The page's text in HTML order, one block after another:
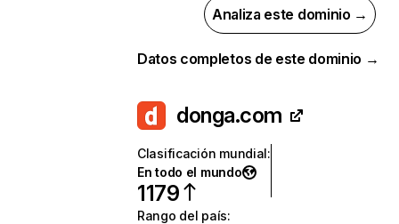
Analiza este dominio →
Datos completos de este dominio →
donga.com
Clasificación mundial:
En todo el mundo
1179
Rango del país: